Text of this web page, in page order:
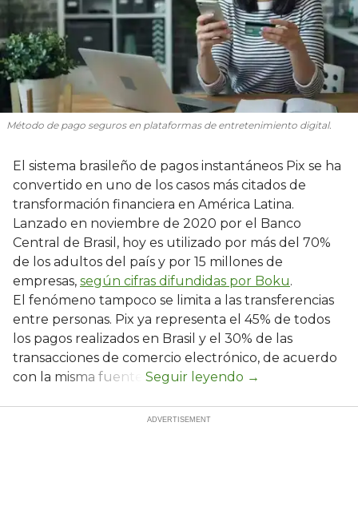
Método de pago seguros en plataformas de entretenimiento digital.
El sistema brasileño de pagos instantáneos Pix se ha
convertido en uno de los casos más citados de
transformación financiera en América Latina.
Lanzado en noviembre de 2020 por el Banco
Central de Brasil, hoy es utilizado por más del 70%
de los adultos del país y por 15 millones de
empresas, según cifras difundidas por Boku.
El fenómeno tampoco se limita a las transferencias
entre personas. Pix ya representa el 45% de todos
los pagos realizados en Brasil y el 30% de las
transacciones de comercio electrónico, de acuerdo
con la misma fuente.